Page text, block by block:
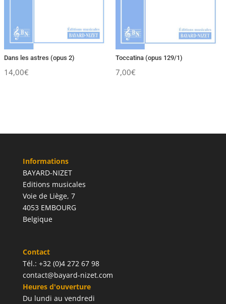
Dans les astres (opus 2)
14,00€
Toccatina (opus 129/1)
7,00€
Informations
BAYARD-NIZET
Editions musicales
Voie de Liège, 7
4053 EMBOURG
Belgique
Contact
Tél.: +32 (0)4 272 67 98
contact@bayard-nizet.com
Heures d'ouverture
Du lundi au vendredi